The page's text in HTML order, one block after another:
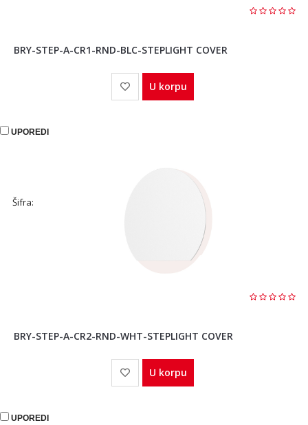
BRY-STEP-A-CR1-RND-BLC-STEPLIGHT COVER
U korpu
UPOREDI
Šifra:
BRY-STEP-A-CR2-RND-WHT-STEPLIGHT COVER
U korpu
UPOREDI